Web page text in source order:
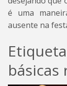
é uma
ausente na
básicas